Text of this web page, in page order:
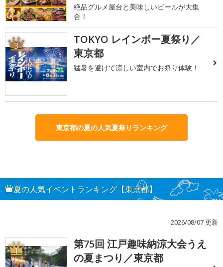
絶品グルメ屋台と美味しいビールが大集
合！
3
TOKYO レインボー夏祭り／
東京都
猛暑を避けて涼しい室内でお祭り体験！
東京都の夏の人気夏祭りランキング
夏の人気イベントランキング【東京都】
2026/08/07 更新
1
第75回 江戸趣味納涼大会うえ
の夏まつり／東京都